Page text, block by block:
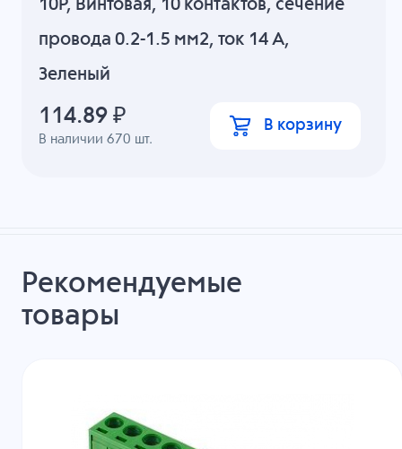
10P, Винтовая, 10 контактов, сечение
провода 0.2-1.5 мм2, ток 14 A,
Зеленый
В наличии670 шт.
114.89 ₽ В корзину
Рекомендуемые
товары